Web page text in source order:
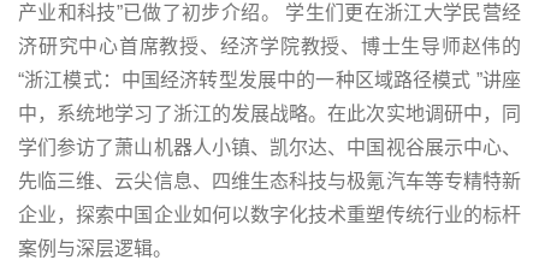
产业和科技”已做了初步介绍。 学生们更在浙江大学民营经
济研究中心首席教授、经济学院教授、博士生导师赵伟的
“浙江模式：中国经济转型发展中的一种区域路径模式 ”讲座
中，系统地学习了浙江的发展战略。在此次实地调研中，同
学们参访了萧山机器人小镇、凯尔达、中国视谷展示中心、
先临三维、云尖信息、四维生态科技与极氪汽车等专精特新
企业，探索中国企业如何以数字化技术重塑传统行业的标杆
案例与深层逻辑。